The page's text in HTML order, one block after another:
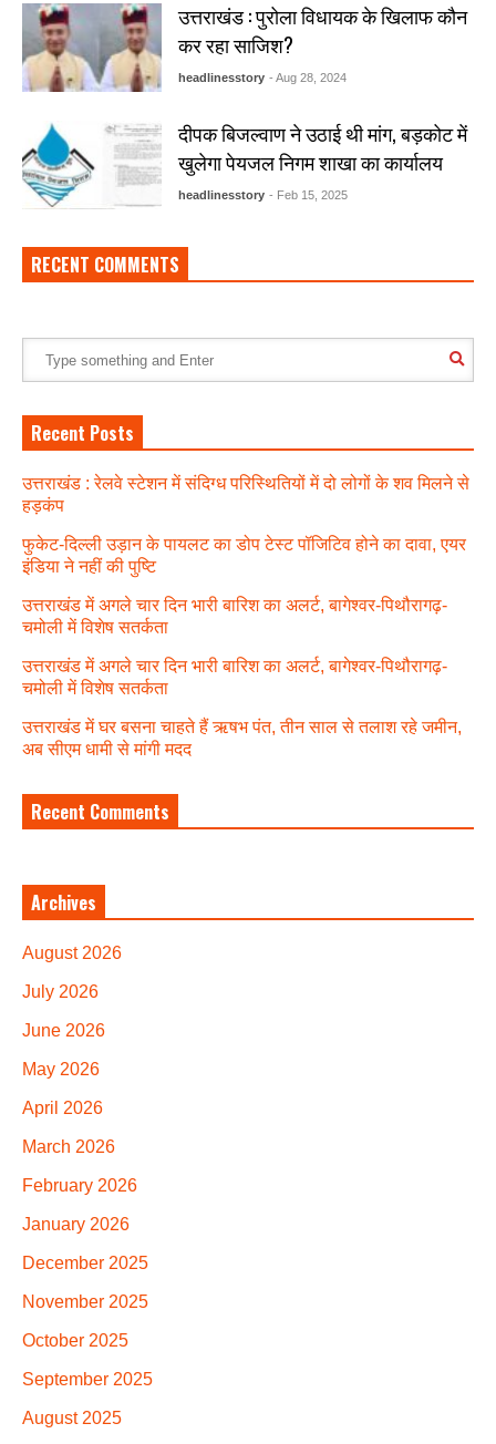
उत्तराखंड : पुरोला विधायक के खिलाफ कौन
कर रहा साजिश?
headlinesstory - Aug 28, 2024
दीपक बिजल्वाण ने उठाई थी मांग, बड़कोट में
खुलेगा पेयजल निगम शाखा का कार्यालय
headlinesstory - Feb 15, 2025
RECENT COMMENTS
Recent Posts
उत्तराखंड : रेलवे स्टेशन में संदिग्ध परिस्थितियों में दो लोगों के शव मिलने से
हड़कंप
फुकेट-दिल्ली उड़ान के पायलट का डोप टेस्ट पॉजिटिव होने का दावा, एयर
इंडिया ने नहीं की पुष्टि
उत्तराखंड में अगले चार दिन भारी बारिश का अलर्ट, बागेश्वर-पिथौरागढ़-
चमोली में विशेष सतर्कता
उत्तराखंड में अगले चार दिन भारी बारिश का अलर्ट, बागेश्वर-पिथौरागढ़-
चमोली में विशेष सतर्कता
उत्तराखंड में घर बसना चाहते हैं ऋषभ पंत, तीन साल से तलाश रहे जमीन,
अब सीएम धामी से मांगी मदद
Recent Comments
Archives
August 2026
July 2026
June 2026
May 2026
April 2026
March 2026
February 2026
January 2026
December 2025
November 2025
October 2025
September 2025
August 2025